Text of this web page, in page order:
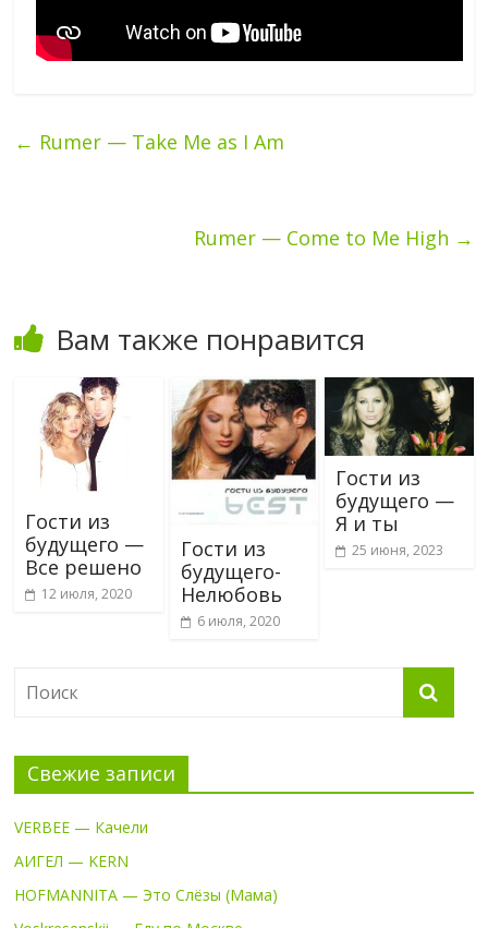
← Rumer — Take Me as I Am
Rumer — Come to Me High →
Вам также понравится
Гости из
будущего —
Все решено
12 июля, 2020
Гости из
будущего-
Нелюбовь
6 июля, 2020
Гости из
будущего —
Я и ты
25 июня, 2023
Свежие записи
VERBEE — Качели
АИГЕЛ — KERN
HOFMANNITA — Это Слёзы (Мама)